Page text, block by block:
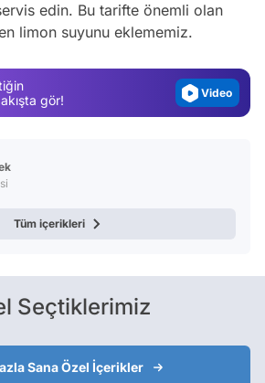
edin. Bu tarifte önemli olan
limon suyunu eklememiz.
gör!
Video
Tüm içerikleri
Seçtiklerimiz
Sana Özel İçerikler